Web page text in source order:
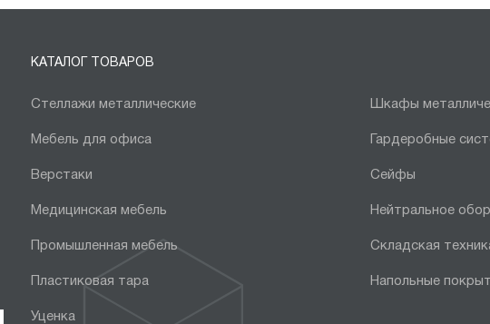
КАТАЛОГ ТОВАРОВ
Стеллажи металлические Шкафы
Мебель для офиса Гардеробные
Верстаки Сейфы
Медицинская мебель Нейтральное
Промышленная мебель Складская
Пластиковая тара Напольные
Уценка